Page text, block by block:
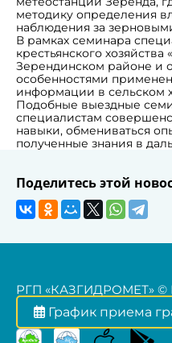
методику определения
наблюдения за
В рамках семинара
крестьянского
Зерендинском районе и
особенностями
информации в сельском
Подобные выездные
специалистам
навыки, обмениваться
полученные знания в
Поделитесь этой
РГП «КАЗГИДРОМЕТ» ©
График приема